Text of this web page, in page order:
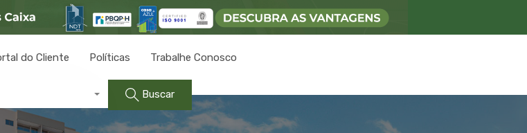
do Cliente Políticas Trabalhe Conosco
Buscar